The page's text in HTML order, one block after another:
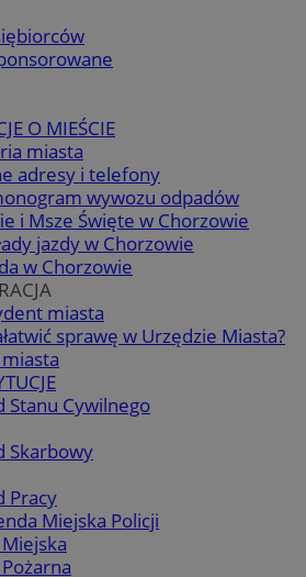
O MIEŚCIE
miasta
adresy i telefony
wywozu odpadów
i Msze Święte w Chorzowie
jazdy w Chorzowie
w Chorzowie
miasta
sprawę w Urzędzie Miasta?
Stanu Cywilnego
Skarbowy
Pracy
Miejska Policji